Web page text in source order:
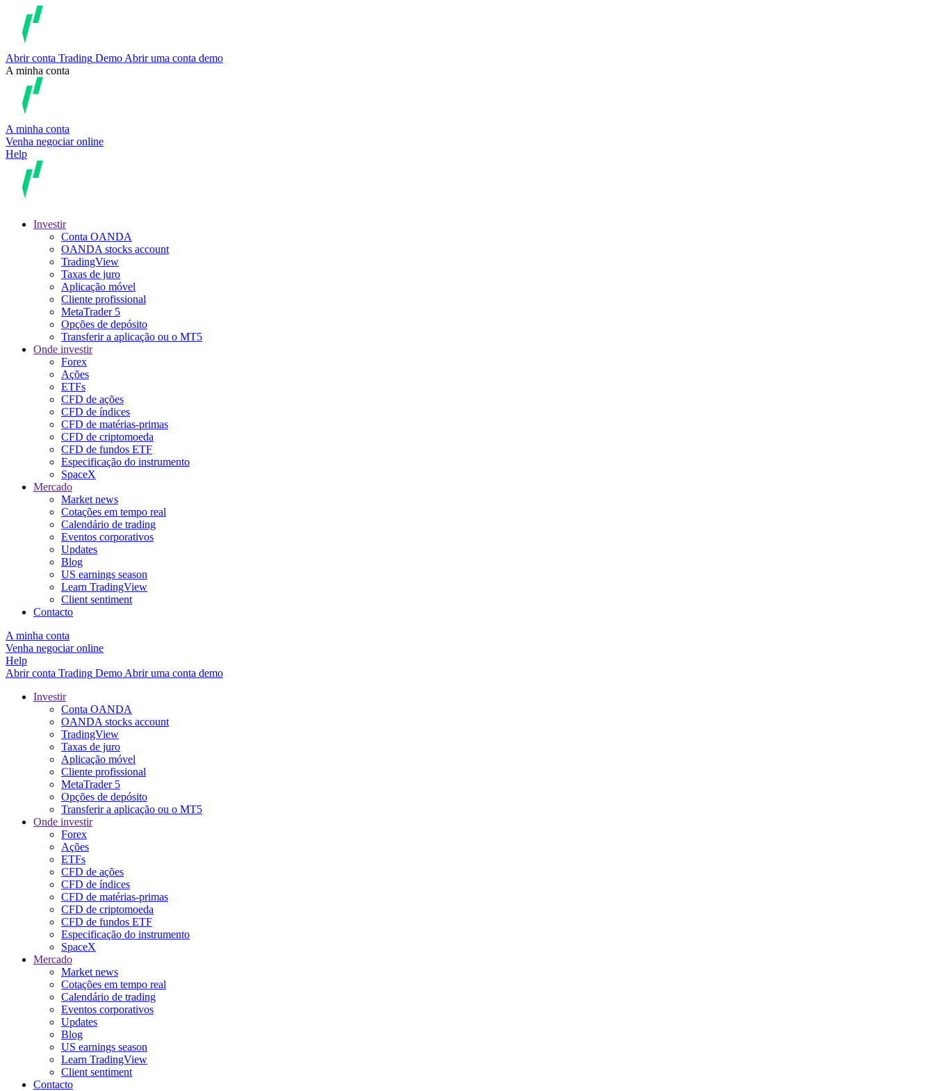
Abrir conta Trading Demo Abrir uma conta demo
A minha conta
A minha conta
Venha negociar online
Help
Investir
Conta OANDA
OANDA stocks account
TradingView
Taxas de juro
Aplicação móvel
Cliente profissional
MetaTrader 5
Opções de depósito
Transferir a aplicação ou o MT5
Onde investir
Forex
Ações
ETFs
CFD de ações
CFD de índices
CFD de matérias-primas
CFD de criptomoeda
CFD de fundos ETF
Especificação do instrumento
SpaceX
Mercado
Market news
Cotações em tempo real
Calendário de trading
Eventos corporativos
Updates
Blog
US earnings season
Learn TradingView
Client sentiment
Contacto
A minha conta
Venha negociar online
Help
Abrir conta Trading Demo Abrir uma conta demo
Investir
Conta OANDA
OANDA stocks account
TradingView
Taxas de juro
Aplicação móvel
Cliente profissional
MetaTrader 5
Opções de depósito
Transferir a aplicação ou o MT5
Onde investir
Forex
Ações
ETFs
CFD de ações
CFD de índices
CFD de matérias-primas
CFD de criptomoeda
CFD de fundos ETF
Especificação do instrumento
SpaceX
Mercado
Market news
Cotações em tempo real
Calendário de trading
Eventos corporativos
Updates
Blog
US earnings season
Learn TradingView
Client sentiment
Contacto